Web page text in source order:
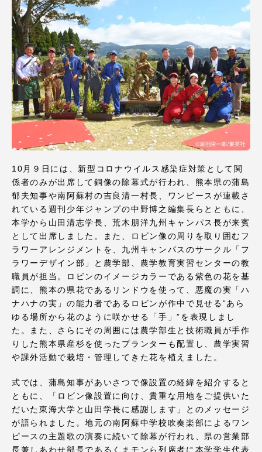
10月９日には、新型コロナウイルス感染症対策として関
係者のみが出席して銅像の除幕式が行われ、熊本県の蒲島
郁夫知事や南阿蘇村の吉良清一村長、ワンピースが連載さ
れている週刊少年ジャンプの中野博之編集長らとともに、
本学から山田清志学長、荒木朋洋九州キャンパス長が来賓
として出席しました。また、ロビン像の周りを取り囲むフ
ラワーアレンジメントを、九州キャンパスのサークル「フ
ラワーデザイン部」と農学部、農学教育実習センターの教
職員が担当。ロビンのイメージカラーである紫色の花を基
調に、熊本の県花であるリンドウを使って、悪魔の実「ハ
ナハナの実」の能力者であるロビンが作中で見せる“あら
ゆる場所から花のように咲かせる「手」”を表現しまし
た。また、さらにその周囲には農学部生と技術職員が手作
りした熊本県産杉を使ったプランターも配置し、農学実習
や課外活動で栽培・管理してきた花を植えました。
式では、蒲島知事があいさつで像設置の経緯を紹介すると
ともに、「ロビン像設置に向け、貴重な用地をご提供いた
だいた東海大学と山田学長に感謝します」とのメッセージ
が語られました。地元の南阿蘇中学校吹奏楽部によるワン
ピースの主題歌の演奏に続いて除幕が行われ、県の営業部
長兼しあわせ部長であるくまモンら列席者に本学学生代表
TOKAIスポーツ
ニュースリリース
卒業にあたってのアンケート
認証評価
教育研究上の目的及び養成する人材像と３つの
ポリシー
資料請求 お問い合わせ
在学生・保護者向けポータル（TIPS） 本学教職員向け情報